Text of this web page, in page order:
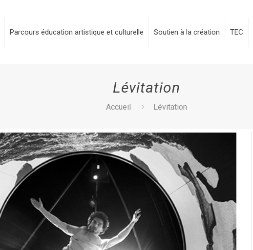
Parcours éducation artistique et culturelle Soutien à la création TEC
Lévitation
Accueil Lévitation